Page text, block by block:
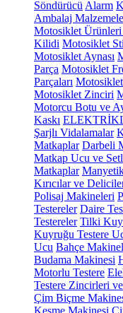
Söndürücü Alarm
Ambalaj
Motosiklet Ürünleri
Kilidi Motosiklet
Motosiklet Aynası
Parça Motosiklet
Parçaları
Motosiklet Zinciri
Motorcu Botu ve
Kaskı
Şarjlı Vidalamalar
Matkaplar Darbeli
Matkap Ucu ve
Matkaplar
Kırıcılar ve
Polisaj Makineleri
Testereler Daire
Testereler Tilki
Kuyruğu Testere
Ucu Bahçe
Budama Makinesi
Motorlu Testere
Testere Zincirleri ve
Çim Biçme
Kesme Makinesi